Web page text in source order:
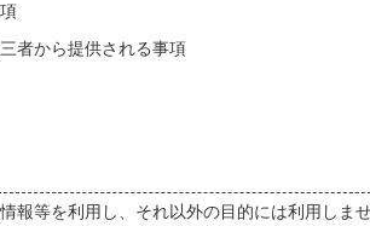
者から提供される事項
報等を利用し、それ以外の目的には利用しま